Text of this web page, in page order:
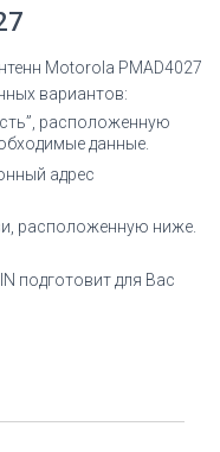
Motorola PMAD4027
вариантов:
расположенную
данные.
адрес
расположенную ниже.
подготовит для Вас